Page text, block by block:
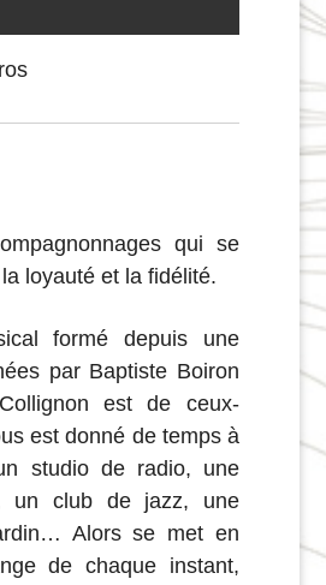
qui se
loyauté et la fidélité.
formé depuis une
par Baptiste Boiron
est de ceux-
est donné de temps à
studio de radio, une
un club de jazz, une
​Alors se met en
de chaque instant,